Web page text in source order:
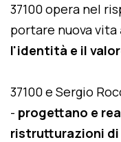
37100 opera nel
portare nuova vita
l'identità e il
37100 e Sergio
- progettano e
ristrutturazioni